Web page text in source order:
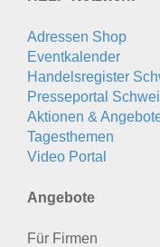
Adressen Shop
Eventkalender
Handelsregister
Presseportal
Aktionen &
Tagesthemen
Video Portal
Angebote
Für Firmen